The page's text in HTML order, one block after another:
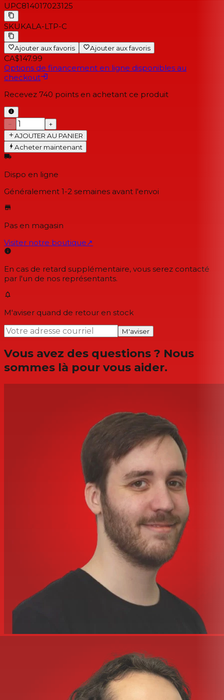
UPC814017023125
SKUKALA-LTP-C
Ajouter aux favoris Ajouter aux favoris
CA$147.99
Options de financement en ligne disponibles au
checkout
Recevez 740 points en achetant ce produit
−
+
AJOUTER AU PANIER
Acheter maintenant
Dispo en ligne
Généralement 1-2 semaines avant l'envoi
Pas en magasin
Visiter notre boutique↗
En cas de retard supplémentaire, vous serez contacté
par l'un de nos représentants.
M'aviser quand de retour en stock
M'aviser
Vous avez des questions ? Nous
sommes là pour vous aider.